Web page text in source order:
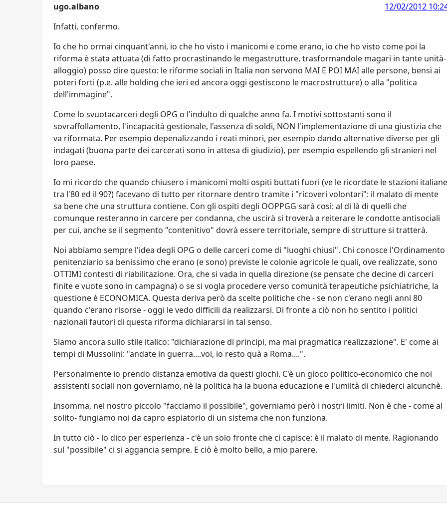
ugo.albano
12/02/2012
Infatti, confermo.
Io che ho ormai cinquant'anni, io che ho visto i manicomi e come erano, io che ho visto come poi la
riforma è stata attuata (di fatto procrastinando le megastrutture, trasformandole magari in tante unità-
alloggio) posso dire questo: le riforme sociali in Italia non servono MAI E POI MAI alle persone, bensì ai
poteri forti (p.e. alle holding che ieri ed ancora oggi gestiscono le macrostrutture) o alla "politica
dell'immagine".
Come lo svuotacarceri degli OPG o l'indulto di qualche anno fa. I motivi sottostanti sono il
sovraffollamento, l'incapacità gestionale, l'assenza di soldi, NON l'implementazione di una giustizia che
va riformata. Per esempio depenalizzando i reati minori, per esempio dando alternative diverse per gli
indagati (buona parte dei carcerati sono in attesa di giudizio), per esempio espellendo gli stranieri nel
loro paese.
Io mi ricordo che quando chiusero i manicomi molti ospiti buttati fuori (ve le ricordate le stazioni italiane
tra l'80 ed il 90?) facevano di tutto per ritornare dentro tramite i "ricoveri volontari": il malato di mente
sa bene che una struttura contiene. Con gli ospiti degli OOPPGG sarà così: al di là di quelli che
comunque resteranno in carcere per condanna, che uscirà si troverà a reiterare le condotte antisociali
per cui, anche se il segmento "contenitivo" dovrà essere territoriale, sempre di strutture si tratterà.
Noi abbiamo sempre l'idea degli OPG o delle carceri come di "luoghi chiusi". Chi conosce l'Ordinamento
penitenziario sa benissimo che erano (e sono) previste le colonie agricole le quali, ove realizzate, sono
OTTIMI contesti di riabilitazione. Ora, che si vada in quella direzione (se pensate che decine di carceri
finite e vuote sono in campagna) o se si vogla procedere verso comunità terapeutiche psichiatriche, la
questione è ECONOMICA. Questa deriva però da scelte politiche che - se non c'erano negli anni 80
quando c'erano risorse - oggi le vedo difficili da realizzarsi. Di fronte a ciò non ho sentito i politici
nazionali fautori di questa riforma dichiararsi in tal senso.
Siamo ancora sullo stile italico: "dichiarazione di principi, ma mai pragmatica realizzazione". E' come ai
tempi di Mussolini: "andate in guerra....voi, io resto quà a Roma....".
Personalmente io prendo distanza emotiva da questi giochi. C'è un gioco politico-economico che noi
assistenti sociali non governiamo, nè la politica ha la buona educazione e l'umiltà di chiederci alcunchè.
Insomma, nel nostro piccolo "facciamo il possibile", governiamo però i nostri limiti. Non è che - come al
solito- fungiamo noi da capro espiatorio di un sistema che non funziona.
In tutto ciò - lo dico per esperienza - c'è un solo fronte che ci capisce: è il malato di mente. Ragionando
sul "possibile" ci si aggancia sempre. E ciò è molto bello, a mio parere.